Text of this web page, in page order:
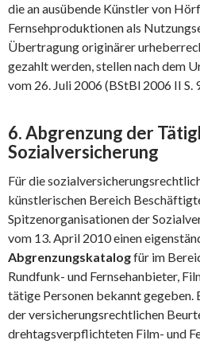
die an ausübende Künstler von
Fernsehproduktionen als
Übertragung originärer
gezahlt werden, stellen nach dem
vom 26. Juli 2006 (BStBl 2006 II
6. Abgrenzung der
Sozialversicherung
Für die
künstlerischen Bereich
Spitzenorganisationen der
vom 13. April 2010 einen
Abgrenzungskatalogfür im
Rundfunk- und Fernsehanbieter,
tätige Personen bekannt gegeben.
der versicherungsrechtlichen
drehtagsverpflichteten Film- und